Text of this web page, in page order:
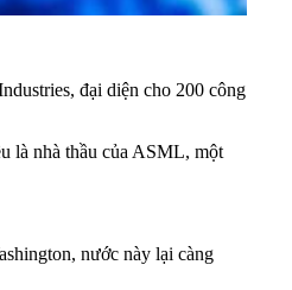
đại diện cho 200 công
là nhà thầu của ASML, một
nước này lại càng